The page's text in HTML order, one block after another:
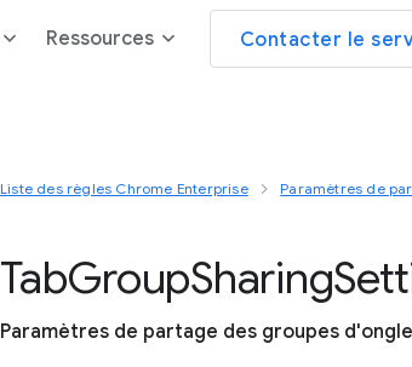
Ressources Contacter le
Liste des règles Chrome Enterprise Paramètres de
TabGroupSharing
Paramètres de partage des groupes